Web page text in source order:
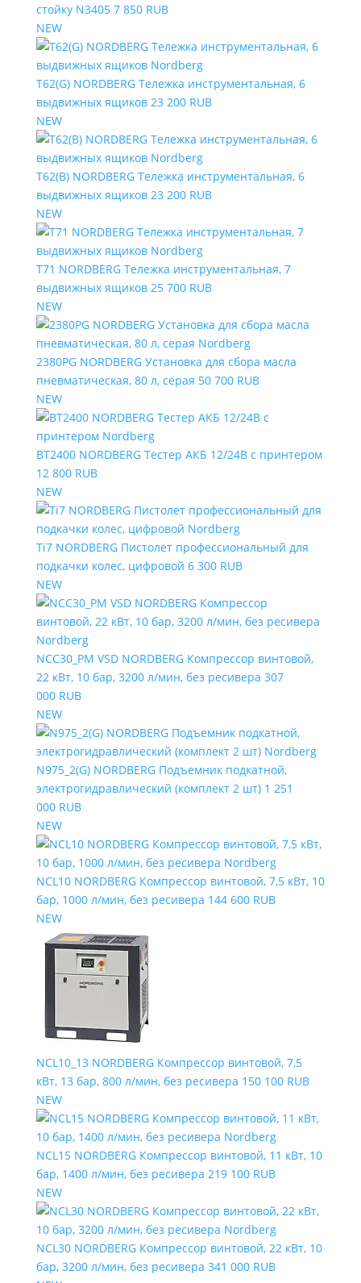
стойку N3405 7 850 RUB
NEW
T62(G) NORDBERG Тележка инструментальная, 6
выдвижных ящиков 23 200 RUB
NEW
T62(B) NORDBERG Тележка инструментальная, 6
выдвижных ящиков 23 200 RUB
NEW
T71 NORDBERG Тележка инструментальная, 7
выдвижных ящиков 25 700 RUB
NEW
2380PG NORDBERG Установка для сбора масла
пневматическая, 80 л, серая 50 700 RUB
NEW
BT2400 NORDBERG Тестер АКБ 12/24В с принтером
12 800 RUB
NEW
Ti7 NORDBERG Пистолет профессиональный для
подкачки колес, цифровой 6 300 RUB
NEW
NCC30_PM VSD NORDBERG Компрессор винтовой,
22 кВт, 10 бар, 3200 л/мин, без ресивера 307
000 RUB
NEW
N975_2(G) NORDBERG Подъемник подкатной,
электрогидравлический (комплект 2 шт) 1 251
000 RUB
NEW
NCL10 NORDBERG Компрессор винтовой, 7,5 кВт, 10
бар, 1000 л/мин, без ресивера 144 600 RUB
NEW
NCL10_13 NORDBERG Компрессор винтовой, 7,5
кВт, 13 бар, 800 л/мин, без ресивера 150 100 RUB
NEW
NCL15 NORDBERG Компрессор винтовой, 11 кВт, 10
бар, 1400 л/мин, без ресивера 219 100 RUB
NEW
NCL30 NORDBERG Компрессор винтовой, 22 кВт, 10
бар, 3200 л/мин, без ресивера 341 000 RUB